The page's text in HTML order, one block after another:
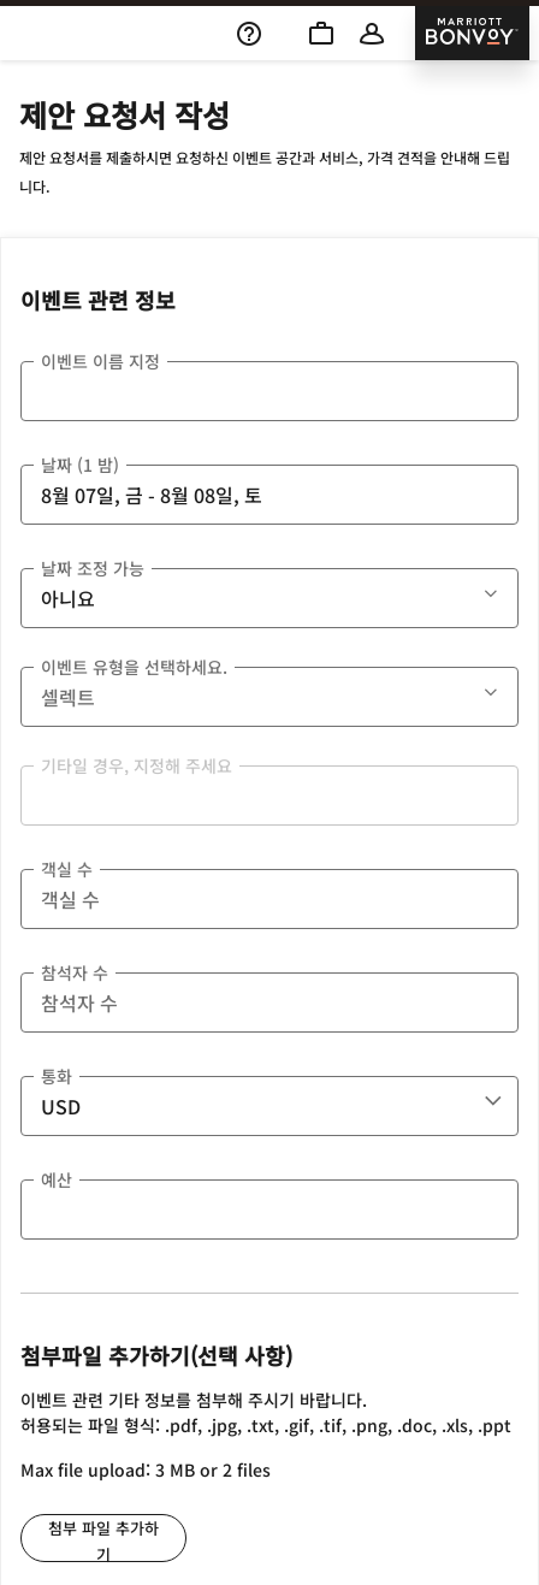
Skip To Content
Marriott
제안 요청서 작성
제안 요청서를 제출하시면 요청하신 이벤트 공간과 서비스, 가격 견적을 안내해 드립
니다.
이벤트 관련 정보
이벤트 이름 지정
날짜 (1 밤)
날짜 조정 가능
이벤트 유형을 선택하세요.
기타일 경우, 지정해 주세요
객실 수
참석자 수
통화
예산
첨부파일 추가하기(선택 사항)
이벤트 관련 기타 정보를 첨부해 주시기 바랍니다.
허용되는 파일 형식: .pdf, .jpg, .txt, .gif, .tif, .png, .doc, .xls, .ppt
Max file upload: 3 MB or 2 files
첨부 파일 추가하
기